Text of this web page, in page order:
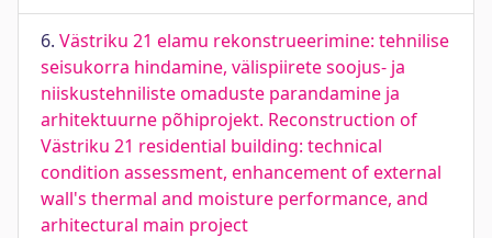
6. Västriku 21 elamu rekonstrueerimine: tehnilise
seisukorra hindamine, välispiirete soojus- ja
niiskustehniliste omaduste parandamine ja
arhitektuurne põhiprojekt. Reconstruction of
Västriku 21 residential building: technical
condition assessment, enhancement of external
wall's thermal and moisture performance, and
arhitectural main project